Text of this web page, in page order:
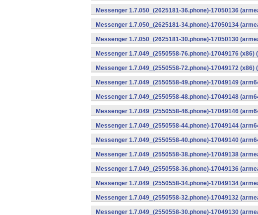
Messenger 1.7.050_(2625181-36.phone)-17050136
Messenger 1.7.050_(2625181-34.phone)-17050134
Messenger 1.7.050_(2625181-30.phone)-17050130
Messenger 1.7.049_(2550558-76.phone)-17049176 (x86)
Messenger 1.7.049_(2550558-72.phone)-17049172 (x86)
Messenger 1.7.049_(2550558-49.phone)-17049149
Messenger 1.7.049_(2550558-48.phone)-17049148
Messenger 1.7.049_(2550558-46.phone)-17049146
Messenger 1.7.049_(2550558-44.phone)-17049144
Messenger 1.7.049_(2550558-40.phone)-17049140
Messenger 1.7.049_(2550558-38.phone)-17049138
Messenger 1.7.049_(2550558-36.phone)-17049136
Messenger 1.7.049_(2550558-34.phone)-17049134
Messenger 1.7.049_(2550558-32.phone)-17049132
Messenger 1.7.049_(2550558-30.phone)-17049130